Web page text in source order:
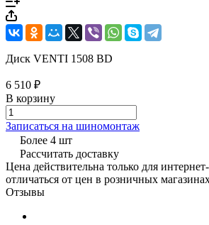
Диск VENTI 1508 BD
6 510 ₽
В корзину
Записаться на шиномонтаж
Более 4 шт
Рассчитать доставку
Цена действительна только для
отличаться от цен в розничных
Отзывы